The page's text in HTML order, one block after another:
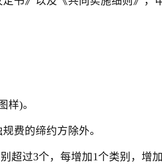
)。
费的缔约方除外。
过3个，每增加1个类别，增加